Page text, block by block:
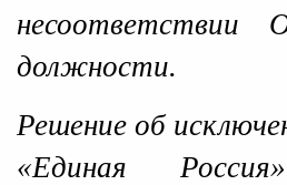
несоответствии
должности.
Решение об
«Единая